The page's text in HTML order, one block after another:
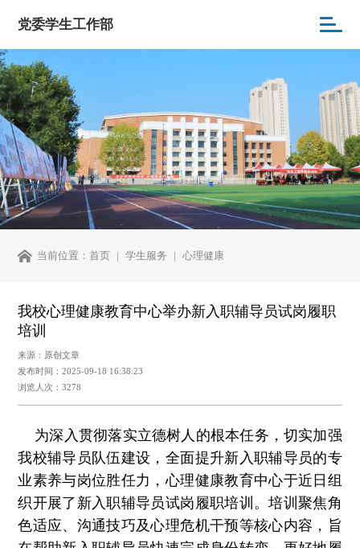
党委学生工作部
当前位置：首页 学生服务 心理健康
我校心理健康教育中心举办新入职辅导员试岗履职
培训
来源：原创文章
发布时间：2025-09-18 16:38:23
浏览人次：3278
为深入贯彻落实立德树人的根本任务，切实加强
我校辅导员队伍建设，全面提升新入职辅导员的专
业素养与岗位胜任力，心理健康教育中心于近日组
织开展了新入职辅导员试岗履职培训。培训聚焦角
色适应、沟通技巧及心理危机干预等核心内容，旨